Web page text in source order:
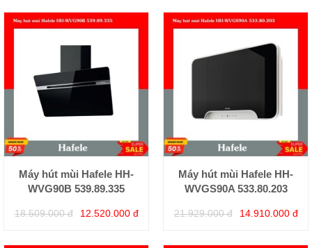
Máy hút mùi Hafele HH-
WVG90B 539.89.335
18.509.000 đ 12.520.000 đ
Máy hút mùi Hafele HH-
WVGS90A 533.80.203
21.929.000 đ 14.910.000 đ